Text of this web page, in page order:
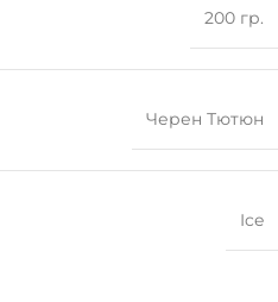
200 гр.
Черен Тютюн
Ice